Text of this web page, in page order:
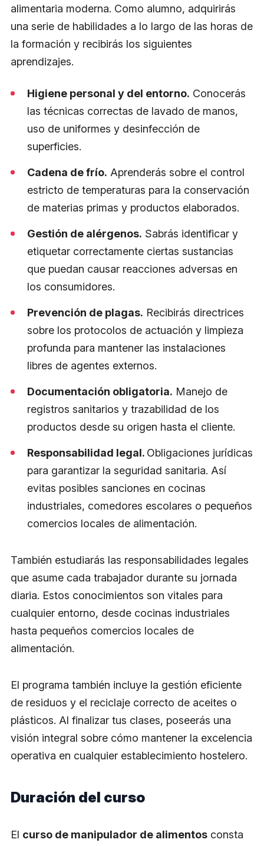
alimentaria moderna. Como alumno, adquirirás
una serie de habilidades a lo largo de las horas de
la formación y recibirás los siguientes
aprendizajes.
Higiene personal y del entorno. Conocerás
las técnicas correctas de lavado de manos,
uso de uniformes y desinfección de
superficies.
Cadena de frío. Aprenderás sobre el control
estricto de temperaturas para la conservación
de materias primas y productos elaborados.
Gestión de alérgenos. Sabrás identificar y
etiquetar correctamente ciertas sustancias
que puedan causar reacciones adversas en
los consumidores.
Prevención de plagas. Recibirás directrices
sobre los protocolos de actuación y limpieza
profunda para mantener las instalaciones
libres de agentes externos.
Documentación obligatoria. Manejo de
registros sanitarios y trazabilidad de los
productos desde su origen hasta el cliente.
Responsabilidad legal. Obligaciones jurídicas
para garantizar la seguridad sanitaria. Así
evitas posibles sanciones en cocinas
industriales, comedores escolares o pequeños
comercios locales de alimentación.
También estudiarás las responsabilidades legales
que asume cada trabajador durante su jornada
diaria. Estos conocimientos son vitales para
cualquier entorno, desde cocinas industriales
hasta pequeños comercios locales de
alimentación.
El programa también incluye la gestión eficiente
de residuos y el reciclaje correcto de aceites o
plásticos. Al finalizar tus clases, poseerás una
visión integral sobre cómo mantener la excelencia
operativa en cualquier establecimiento hostelero.
Duración del curso
El curso de manipulador de alimentos consta